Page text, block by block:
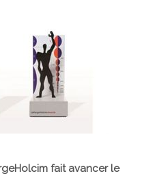
fait avancer le